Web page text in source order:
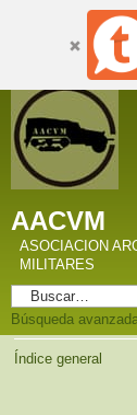
AACVM
ASOCIACION
MILITARES
Búsqueda avanzada
Índice general